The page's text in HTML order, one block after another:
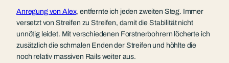
Anregung von Alex, entfernte ich jeden zweiten Steg. Immer
versetzt von Streifen zu Streifen, damit die Stabilität nicht
unnötig leidet. Mit verschiedenen Forstnerbohrern löcherte ich
zusätzlich die schmalen Enden der Streifen und höhlte die
noch relativ massiven Rails weiter aus.